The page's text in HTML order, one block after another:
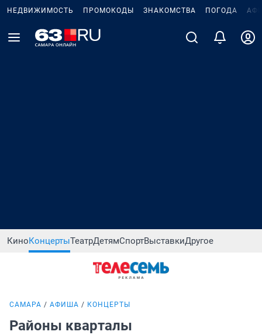
НЕДВИЖИМОСТЬ ПРОМОКОДЫ ЗНАКОМСТВА ПОГОДА
КиноКонцертыТеатрДетямСпортВыставкиДругое
САМАРА АФИША КОНЦЕРТЫ
Районы кварталы